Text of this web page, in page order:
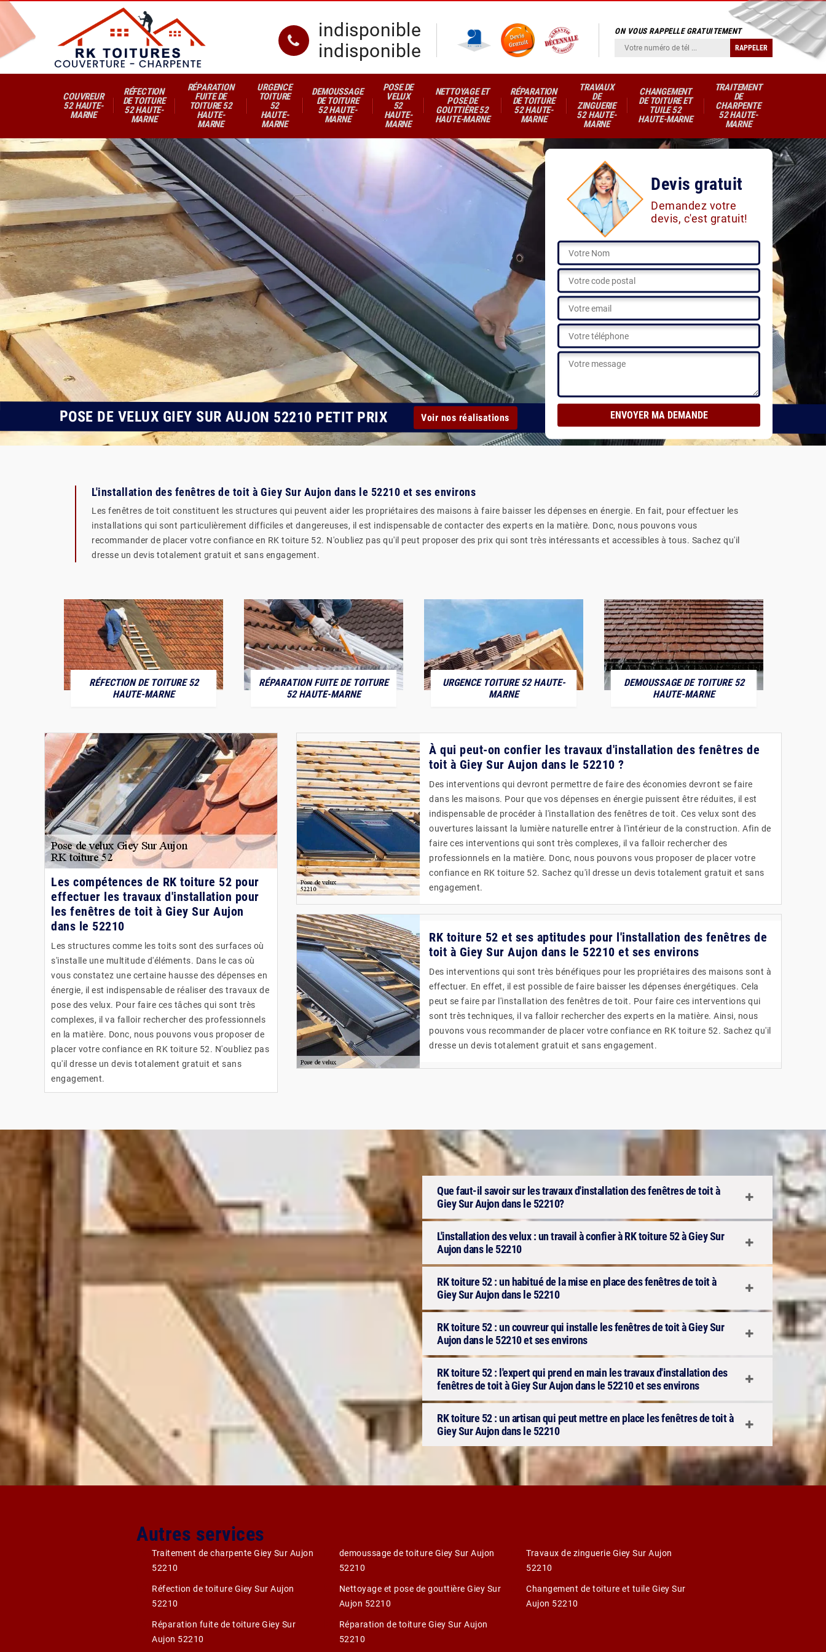
indisponible
indisponible
ON VOUS RAPPELLE GRATUITEMENT
COUVREUR
52 HAUTE-
MARNE
RÉFECTION
DE TOITURE
52 HAUTE-
MARNE
RÉPARATION
FUITE DE
TOITURE 52
HAUTE-
MARNE
URGENCE
TOITURE
52
HAUTE-
MARNE
DEMOUSSAGE
DE TOITURE
52 HAUTE-
MARNE
POSE DE
VELUX
52
HAUTE-
MARNE
NETTOYAGE ET
POSE DE
GOUTTIÈRE 52
HAUTE-MARNE
RÉPARATION
DE TOITURE
52 HAUTE-
MARNE
TRAVAUX
DE
ZINGUERIE
52 HAUTE-
MARNE
CHANGEMENT
DE TOITURE ET
TUILE 52
HAUTE-MARNE
TRAITEMENT
DE
CHARPENTE
52 HAUTE-
MARNE
Devis gratuit
Demandez votre
devis, c'est gratuit!
POSE DE VELUX GIEY SUR AUJON 52210 PETIT PRIX Voir nos réalisations
L'installation des fenêtres de toit à Giey Sur Aujon dans le 52210 et ses environs
Les fenêtres de toit constituent les structures qui peuvent aider les propriétaires des maisons à faire baisser les dépenses en énergie. En fait, pour effectuer les
installations qui sont particulièrement difficiles et dangereuses, il est indispensable de contacter des experts en la matière. Donc, nous pouvons vous
recommander de placer votre confiance en RK toiture 52. N'oubliez pas qu'il peut proposer des prix qui sont très intéressants et accessibles à tous. Sachez qu'il
dresse un devis totalement gratuit et sans engagement.
RÉFECTION DE TOITURE 52
HAUTE-MARNE
RÉPARATION FUITE DE TOITURE
52 HAUTE-MARNE
URGENCE TOITURE 52 HAUTE-
MARNE
DEMOUSSAGE DE TOITURE 52
HAUTE-MARNE
Les compétences de RK toiture 52 pour
effectuer les travaux d'installation pour
les fenêtres de toit à Giey Sur Aujon
dans le 52210
Les structures comme les toits sont des surfaces où
s'installe une multitude d'éléments. Dans le cas où
vous constatez une certaine hausse des dépenses en
énergie, il est indispensable de réaliser des travaux de
pose des velux. Pour faire ces tâches qui sont très
complexes, il va falloir rechercher des professionnels
en la matière. Donc, nous pouvons vous proposer de
placer votre confiance en RK toiture 52. N'oubliez pas
qu'il dresse un devis totalement gratuit et sans
engagement.
À qui peut-on confier les travaux d'installation des fenêtres de
toit à Giey Sur Aujon dans le 52210 ?
Des interventions qui devront permettre de faire des économies devront se faire
dans les maisons. Pour que vos dépenses en énergie puissent être réduites, il est
indispensable de procéder à l'installation des fenêtres de toit. Ces velux sont des
ouvertures laissant la lumière naturelle entrer à l'intérieur de la construction. Afin de
faire ces interventions qui sont très complexes, il va falloir rechercher des
professionnels en la matière. Donc, nous pouvons vous proposer de placer votre
confiance en RK toiture 52. Sachez qu'il dresse un devis totalement gratuit et sans
engagement.
RK toiture 52 et ses aptitudes pour l'installation des fenêtres de
toit à Giey Sur Aujon dans le 52210 et ses environs
Des interventions qui sont très bénéfiques pour les propriétaires des maisons sont à
effectuer. En effet, il est possible de faire baisser les dépenses énergétiques. Cela
peut se faire par l'installation des fenêtres de toit. Pour faire ces interventions qui
sont très techniques, il va falloir rechercher des experts en la matière. Ainsi, nous
pouvons vous recommander de placer votre confiance en RK toiture 52. Sachez qu'il
dresse un devis totalement gratuit et sans engagement.
Que faut-il savoir sur les travaux d'installation des fenêtres de toit à
Giey Sur Aujon dans le 52210?
L'installation des velux : un travail à confier à RK toiture 52 à Giey Sur
Aujon dans le 52210
RK toiture 52 : un habitué de la mise en place des fenêtres de toit à
Giey Sur Aujon dans le 52210
RK toiture 52 : un couvreur qui installe les fenêtres de toit à Giey Sur
Aujon dans le 52210 et ses environs
RK toiture 52 : l'expert qui prend en main les travaux d'installation des
fenêtres de toit à Giey Sur Aujon dans le 52210 et ses environs
RK toiture 52 : un artisan qui peut mettre en place les fenêtres de toit à
Giey Sur Aujon dans le 52210
Autres services
Traitement de charpente Giey Sur Aujon
52210
Réfection de toiture Giey Sur Aujon
52210
Réparation fuite de toiture Giey Sur
Aujon 52210
demoussage de toiture Giey Sur Aujon
52210
Nettoyage et pose de gouttière Giey Sur
Aujon 52210
Réparation de toiture Giey Sur Aujon
52210
Travaux de zinguerie Giey Sur Aujon
52210
Changement de toiture et tuile Giey Sur
Aujon 52210